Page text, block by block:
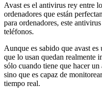
Avast es el antivirus rey entre
ordenadores que están
para ordenadores, este
teléfonos.
Aunque es sabido que avast
que lo usan quedan realmente
sólo cuando tiene que hacer
sino que es capaz de
tiempo real.